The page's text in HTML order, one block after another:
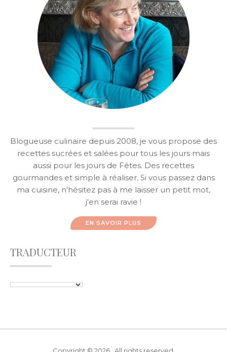
Blogueuse culinaire depuis 2008, je vous propose des
recettes sucrées et salées pour tous les jours mais
aussi pour les jours de Fêtes. Des recettes
gourmandes et simple à réaliser. Si vous passez dans
ma cuisine, n'hésitez pas à me laisser un petit mot,
j'en serai ravie !
EN SAVOIR PLUS
TRADUCTEUR